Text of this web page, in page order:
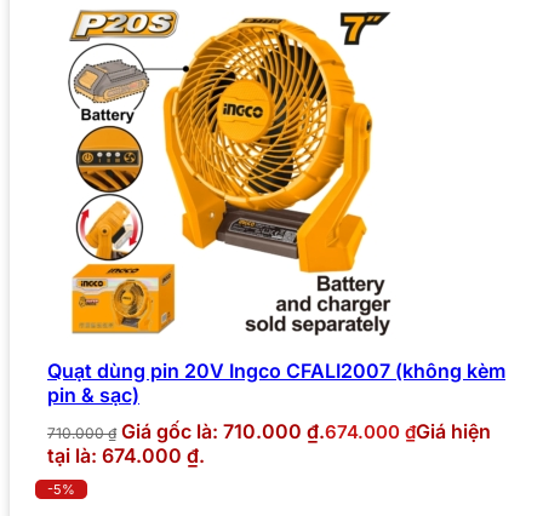
Quạt dùng pin 20V Ingco CFALI2007 (không kèm
pin & sạc)
710.000₫ Giá gốc là: 710.000 ₫.674.000 ₫Giá hiện
tại là: 674.000 ₫.
-5%